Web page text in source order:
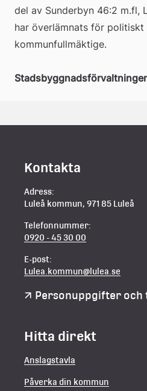
del av Sunderbyn 46:2 m.fl,
har överlämnats för politiskt
kommunfullmäktige.
Kontakta
Adress:
Luleå kommun, 971 85 Luleå
Telefonnummer:
0920 - 45 30 00
E-post:
Lulea.kommun@lulea.se
Personuppgifter
Hitta direkt
Anslagstavla
Påverka din kommun